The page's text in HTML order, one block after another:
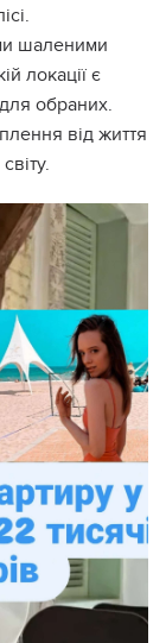
шаленими
локації є
обраних.
від життя